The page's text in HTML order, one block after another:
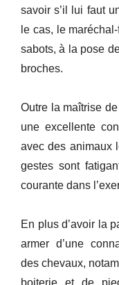
savoir s’il lui faut
le cas, le
sabots, à la pose
broches.
Outre la maîtrise
une excellente
avec des animaux
gestes sont
courante dans
En plus d’avoir la
armer d’une
des chevaux,
boiterie et de